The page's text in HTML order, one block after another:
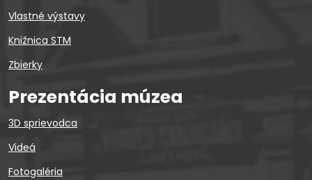
Vlastné výstavy
Knižnica STM
Zbierky
Prezentácia múzea
3D sprievodca
Videá
Fotogaléria